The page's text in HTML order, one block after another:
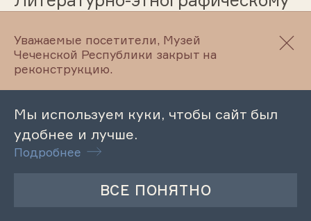
26.02.2025
Тематическая экскурсия
«Культурное наследие: взгляд
сквозь поколения»
Уважаемые посетители, Музей
Чеченской Республики закрыт на
реконструкцию.
Мы используем куки, чтобы сайт был
удобнее и лучше.
Подробнее